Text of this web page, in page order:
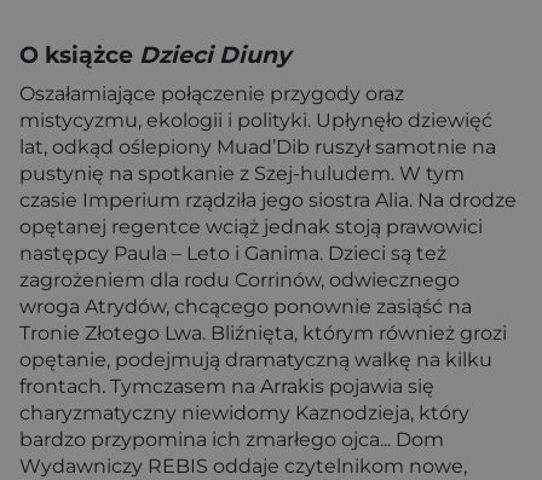
O książce Dzieci Diuny
Oszałamiające połączenie przygody oraz
mistycyzmu, ekologii i polityki. Upłynęło dziewięć
lat, odkąd oślepiony Muad’Dib ruszył samotnie na
pustynię na spotkanie z Szej-huludem. W tym
czasie Imperium rządziła jego siostra Alia. Na drodze
opętanej regentce wciąż jednak stoją prawowici
następcy Paula – Leto i Ganima. Dzieci są też
zagrożeniem dla rodu Corrinów, odwiecznego
wroga Atrydów, chcącego ponownie zasiąść na
Tronie Złotego Lwa. Bliźnięta, którym również grozi
opętanie, podejmują dramatyczną walkę na kilku
frontach. Tymczasem na Arrakis pojawia się
charyzmatyczny niewidomy Kaznodzieja, który
bardzo przypomina ich zmarłego ojca... Dom
Wydawniczy REBIS oddaje czytelnikom nowe,